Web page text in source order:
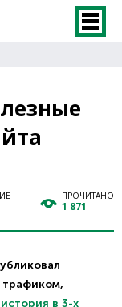
ПРОЧИТАНО
1 871
трафиком,
история в 3-х